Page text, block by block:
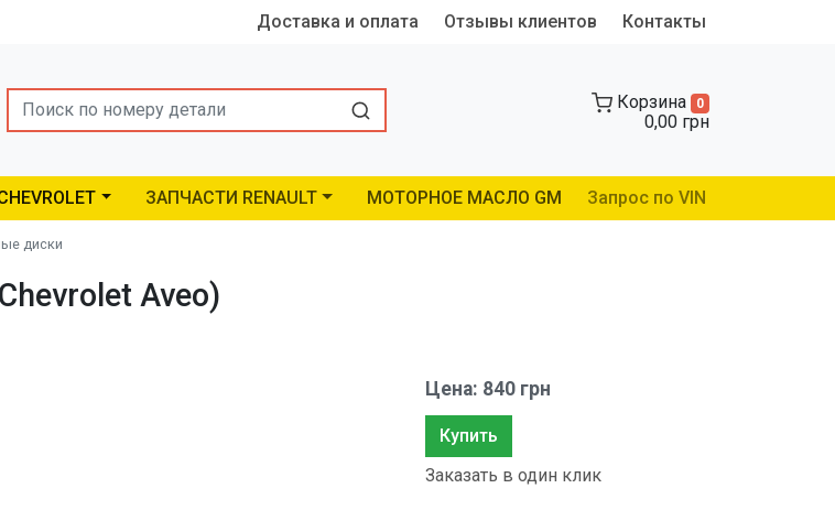
Доставка и оплата Отзывы клиентов Контакты
Корзина 0
0,00 грн
ЗАПЧАСТИ RENAULT МОТОРНОЕ МАСЛО GM Запрос по VIN
диски
Aveo)
Цена: 840 грн
Купить
Заказать в один клик